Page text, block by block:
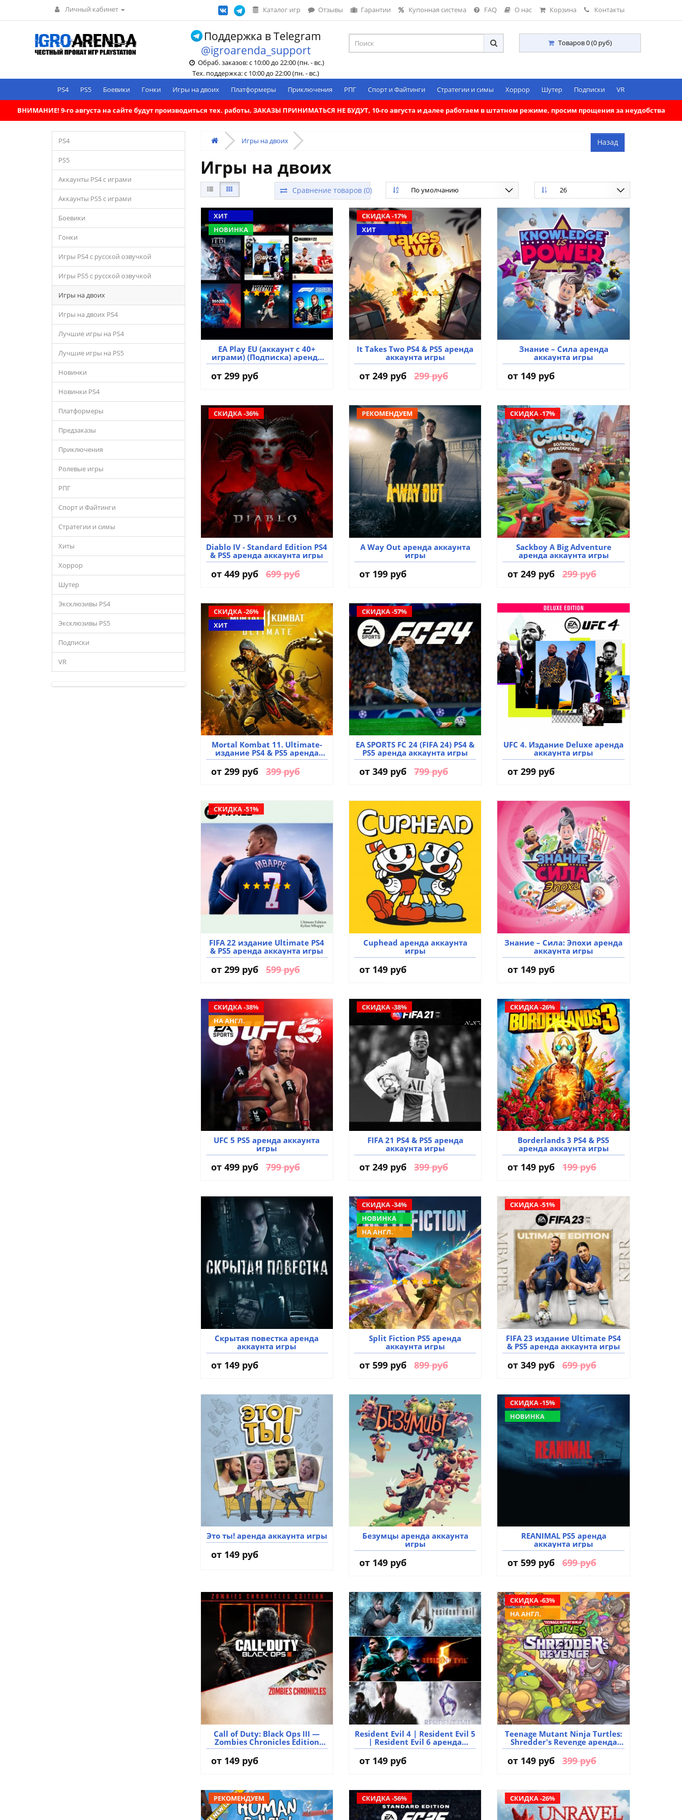
Личный кабинет Каталог игр Отзывы Гарантии Купонная система FAQ О нас Корзина Контакты
Поддержка в Telegram
@igroarenda_support
Обраб. заказов: с 10:00 до 22:00 (пн. - вс.)
Тех. поддержка: с 10:00 до 22:00 (пн. - вс.)
Товаров 0 (0 руб)
PS4 PS5 Боевики Гонки Игры на двоих Платформеры Приключения РПГ Спорт и Файтинги Стратегии и симы Хоррор Шутер Подписки VR
ВНИМАНИЕ! 9-го августа на сайте будут производиться тех. работы, ЗАКАЗЫ ПРИНИМАТЬСЯ НЕ БУДУТ, 10-го августа и далее работаем в штатном режиме, просим прощения за неудобства
PS4
PS5
Аккаунты PS4 с играми
Аккаунты PS5 с играми
Боевики
Гонки
Игры PS4 с русской озвучкой
Игры PS5 с русской озвучкой
Игры на двоих
Игры на двоих PS4
Лучшие игры на PS4
Лучшие игры на PS5
Новинки
Новинки PS4
Платформеры
Предзаказы
Приключения
Ролевые игры
РПГ
Спорт и Файтинги
Стратегии и симы
Хиты
Хоррор
Шутер
Эксклюзивы PS4
Эксклюзивы PS5
Подписки
VR
Игры на двоих
Игры на двоих
Сравнение товаров (0) По умолчанию 26
ХИТ
НОВИНКА
EA Play EU (аккаунт с 40+
играми) (Подписка) аренда
аккаунта игры
от 299 руб
СКИДКА -17%
ХИТ
It Takes Two PS4 & PS5 аренда
аккаунта игры
от 249 руб 299 руб
Знание – Сила аренда
аккаунта игры
от 149 руб
СКИДКА -36%
Diablo IV - Standard Edition PS4
& PS5 аренда аккаунта игры
от 449 руб 699 руб
РЕКОМЕНДУЕМ
A Way Out аренда аккаунта
игры
от 199 руб
СКИДКА -17%
Sackboy A Big Adventure
аренда аккаунта игры
от249 руб 299 руб
СКИДКА -26%
ХИТ
Mortal Kombat 11. Ultimate-
издание PS4 & PS5 аренда
аккаунта игры
от 299 руб 399 руб
СКИДКА -57%
EA SPORTS FC 24 (FIFA 24) PS4 &
PS5 аренда аккаунта игры
от 349 руб 799 руб
UFC 4. Издание Deluxe аренда
аккаунта игры
от 299 руб
СКИДКА -51%
FIFA 22 издание Ultimate PS4
& PS5 аренда аккаунта игры
от 299 руб 599 руб
Cuphead аренда аккаунта
игры
от 149 руб
Знание – Сила: Эпохи аренда
аккаунта игры
от 149 руб
СКИДКА -38%
НА АНГЛ.
UFC 5 PS5 аренда аккаунта
игры
от 499 руб 799 руб
СКИДКА -38%
FIFA 21 PS4 & PS5 аренда
аккаунта игры
от 249 руб 399 руб
СКИДКА -26%
Borderlands 3 PS4 & PS5
аренда аккаунта игры
от 149 руб 199 руб
Скрытая повестка аренда
аккаунта игры
от 149 руб
СКИДКА -34%
НОВИНКА
НА АНГЛ.
Split Fiction PS5 аренда
аккаунта игры
от 599 руб 899 руб
СКИДКА -51%
FIFA 23 издание Ultimate PS4
& PS5 аренда аккаунта игры
от349 руб 699 руб
Это ты! аренда аккаунта игры
от 149 руб
Безумцы аренда аккаунта
игры
от 149 руб
СКИДКА -15%
НОВИНКА
REANIMAL PS5 аренда
аккаунта игры
от599 руб 699 руб
Call of Duty: Black Ops III —
Zombies Chronicles Edition
аренда аккаунта игры
от 149 руб
Resident Evil 4 | Resident Evil 5
| Resident Evil 6 аренда
аккаунта игры
от 149 руб
СКИДКА -63%
НА АНГЛ.
Teenage Mutant Ninja Turtles:
Shredder's Revenge аренда
аккаунта игры
от 149 руб 399 руб
РЕКОМЕНДУЕМ СКИДКА -56% СКИДКА -26%